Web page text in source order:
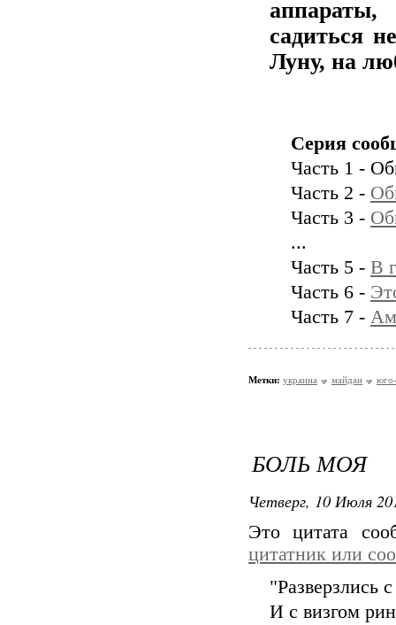
садиться
Луну, на
Серия
Часть 1 -
Часть 2 -
Часть 3 -
...
Часть 5 - В
Часть 6 -
Часть 7 -
Метки: украина майдан
БОЛЬ МОЯ
Четверг, 10 Июля
Это цитата
цитатник или
"Разверзлись
И с визгом